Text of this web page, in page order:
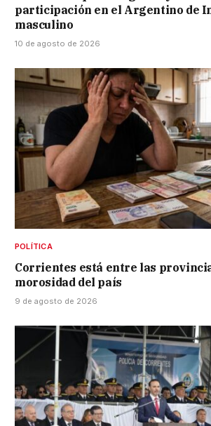
participación en el Argentino de
masculino
10 de agosto de 2026
POLÍTICA
Corrientes está entre las
morosidad del país
9 de agosto de 2026